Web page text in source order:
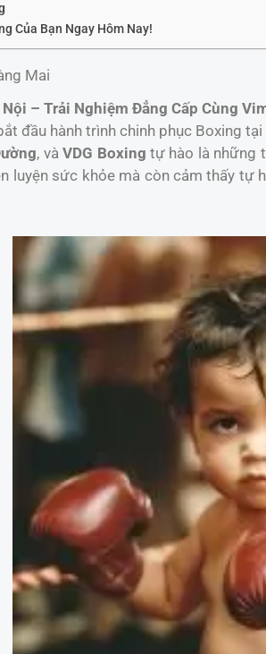
Của Bạn Ngay Hôm Nay!
Mai
– Trải Nghiệm Đẳng Cấp Cùng
đầu hành trình chinh phục Boxing
, vàVDG Boxing tự hào là những
luyện sức khỏe mà còn cảm thấy tự